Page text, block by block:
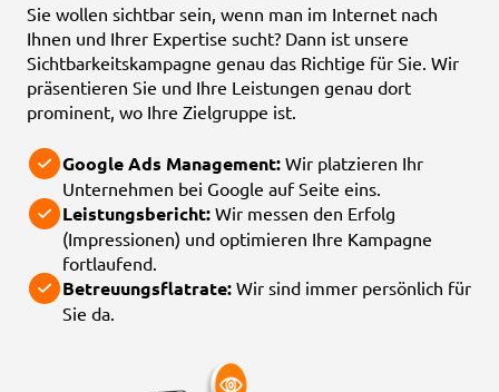
Sie wollen sichtbar sein, wenn man im Internet nach
Ihnen und Ihrer Expertise sucht? Dann ist unsere
Sichtbarkeitskampagne genau das Richtige für Sie. Wir
präsentieren Sie und Ihre Leistungen genau dort
prominent, wo Ihre Zielgruppe ist.
Google Ads Management: Wir platzieren Ihr
Unternehmen bei Google auf Seite eins.
Leistungsbericht: Wir messen den Erfolg
(Impressionen) und optimieren Ihre Kampagne
fortlaufend.
Betreuungsflatrate: Wir sind immer persönlich für
Sie da.